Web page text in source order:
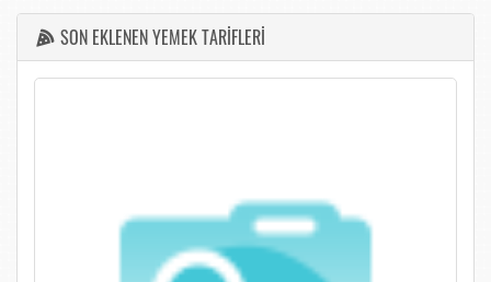
SON EKLENEN YEMEK TARİFLERİ